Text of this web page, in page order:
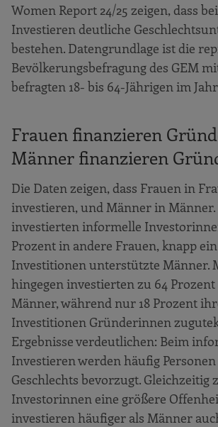
Women Report 24/25 zeigen, dass
Investieren deutliche
bestehen. Datengrundlage ist die
Bevölkerungsbefragung des GEM
befragten 18- bis 64-Jährigen im Jahr
Frauen finanzieren
Männer finanzieren
Die Daten zeigen, dass Frauen in
investieren, und Männer in Männer.
investierten informelle
Prozent in andere Frauen, knapp
Investitionen unterstützte Männer.
hingegen investierten zu 64
Männer, während nur 18 Prozent
Investitionen Gründerinnen
Ergebnisse verdeutlichen: Beim
Investieren werden häufig Personen
Geschlechts bevorzugt. Gleichzeitig
Investorinnen eine größere
investieren häufiger als Männer